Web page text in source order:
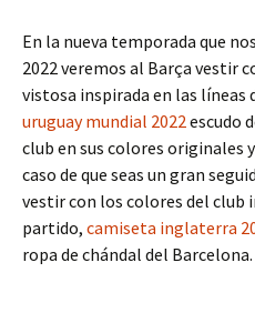
En la nueva temporada que
2022 veremos al Barça vestir
vistosa inspirada en las líneas
uruguay mundial 2022escudo
club en sus colores originales
caso de que seas un gran
vestir con los colores del club
partido, camiseta inglaterra
ropa de chándal del Barcelona.